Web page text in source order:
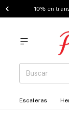
10% en
Escaleras